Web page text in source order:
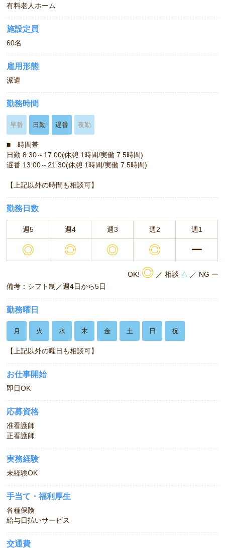
有料老人ホーム
施設定員
60名
雇用形態
派遣
勤務時間
早番 日勤 遅番 夜勤
■ 時間帯
日勤 8:30～17:00(休憩 1時間/実働 7.5時間)
遅番 13:00～21:30(休憩 1時間/実働 7.5時間)
【上記以外の時間も相談可】
勤務日数
週5 週4 週3 週2 週1
◎ ◎ ◎ ◎ ー
OK! ◎ ／ 相談 △ ／ NG ー
備考：シフト制／週4日から5日
勤務曜日
月 火 水 木 金 土 日 祝
【上記以外の曜日も相談可】
お仕事開始
即日OK
応募資格
准看護師
正看護師
実務経験
未経験OK
手当て・福利厚生
各種保険
給与日払いサービス
交通費